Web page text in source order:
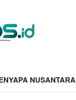
NUSANTARA